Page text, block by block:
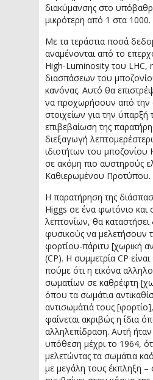
διακύμανσης στο
μικρότερη από 1 στα 1000.
Με τα τεράστια ποσά
αναμένονται από το
High-Luminosity του LHC,
διασπάσεων του
κανόνας. Αυτό θα
να προχωρήσουν από
στοιχείων για την ύπαρξή
επιβεβαίωση της
διεξαγωγή
ιδιοτήτων του
σε ακόμη πιο αυστηρούς
Καθιερωμένου Προτύπου.
Η παρατήρηση της
Higgs σε ένα φωτόνιο και
λεπτονίων, θα
φυσικούς να μελετήσουν
φορτίου-πάριτυ [χωρική
(CP). Η συμμετρία CP
πούμε ότι η εικόνα
σωματίων σε καθρέφτη
όπου τα σωμάτια
αντισωμάτιά τους
φαίνεται ακριβώς η ίδια
αλληλεπίδραση. Αυτή
υπόθεση μέχρι το 1964,
μελετώντας τα σωμάτια
με μεγάλη τους έκπληξη –